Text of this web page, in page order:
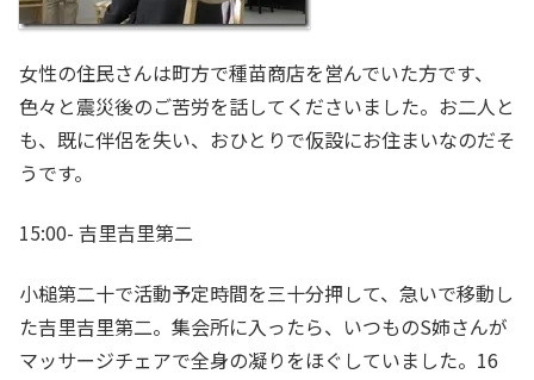
女性の住民さんは町方で種苗商店を営んでいた方です、
色々と震災後のご苦労を話してくださいました。お二人と
も、既に伴侶を失い、おひとりで仮設にお住まいなのだそ
うです。
15:00- 吉里吉里第二
小槌第二十で活動予定時間を三十分押して、急いで移動し
た吉里吉里第二。集会所に入ったら、いつものS姉さんが
マッサージチェアで全身の凝りをほぐしていました。16